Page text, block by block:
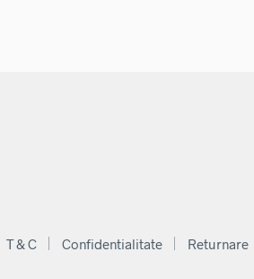
T & C Confidentialitate Returnare